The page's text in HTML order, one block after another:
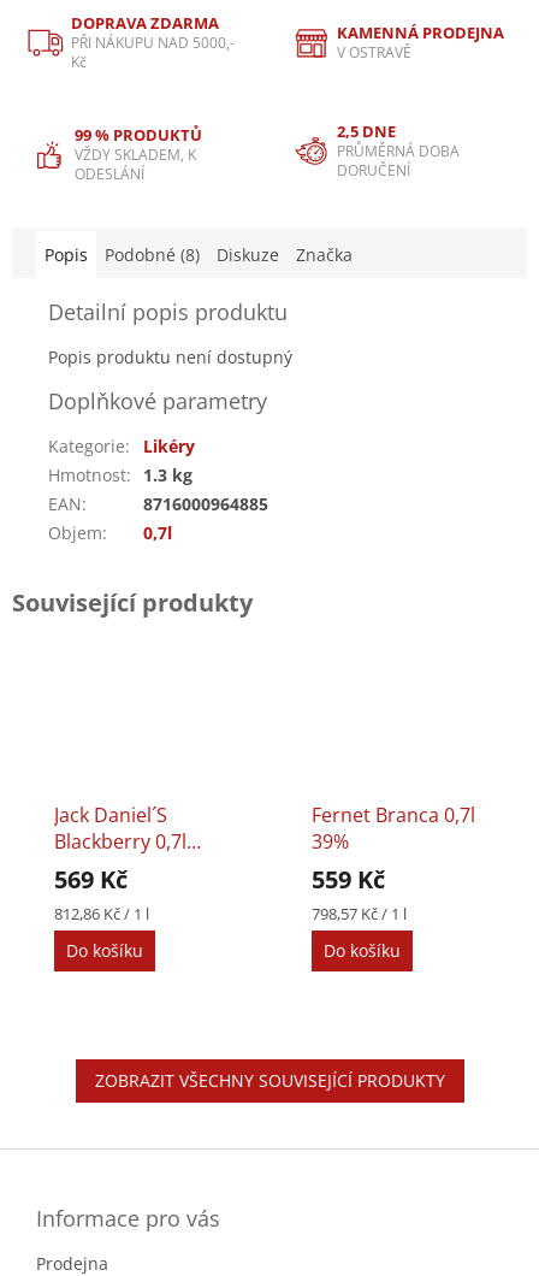
DOPRAVA ZDARMA
PŘI NÁKUPU NAD 5000,-
Kč
KAMENNÁ PRODEJNA
V OSTRAVĚ
99 % PRODUKTŮ
VŽDY SKLADEM, K
ODESLÁNÍ
2,5 DNE
PRŮMĚRNÁ DOBA
DORUČENÍ
Popis Podobné (8) Diskuze Značka
Detailní popis produktu
Popis produktu není dostupný
Doplňkové parametry
Kategorie:
Likéry
Hmotnost:
1.3 kg
EAN:
8716000964885
Objem: 0,7l
Související produkty
Jack Daniel´s
Blackberry 0,7l
35%
569 Kč
Měrná
cena:
812,86 Kč / 1 l
Do košíku
Fernet Branca 0,7l
39%
559 Kč
Měrná
cena:
798,57 Kč / 1 l
Do košíku
ZOBRAZIT VŠECHNY SOUVISEJÍCÍ PRODUKTY
Informace pro vás
Prodejna